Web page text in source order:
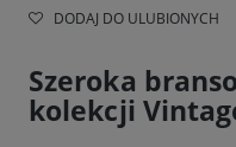
DODAJ DO ULUBIONYCH
Szeroka
kolekcji